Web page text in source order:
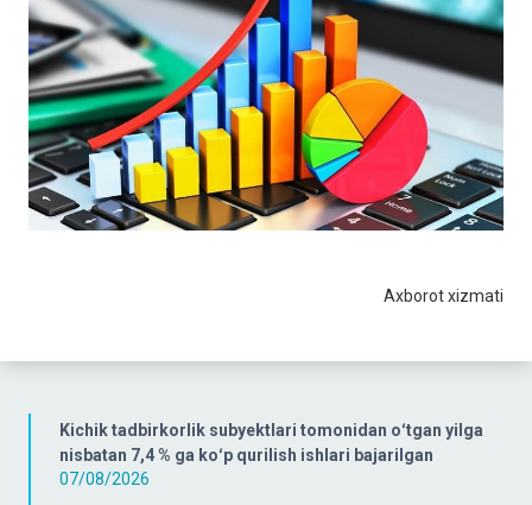
Kichik tadbirkorlik subyektlari tomonidan oʻtgan yilga
nisbatan 7,4 % ga koʻp qurilish ishlari bajarilgan
07/08/2026
Axborot xizmati